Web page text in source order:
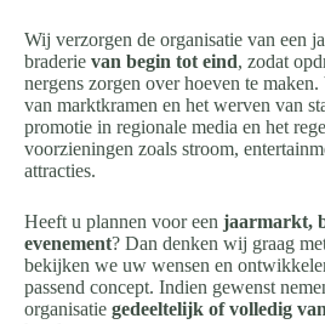
Wij verzorgen de organisatie van een
braderie van begin tot eind, zodat
nergens zorgen over hoeven te maken.
van marktkramen en het werven van
promotie in regionale media en het
voorzieningen zoals stroom,
attracties.
Heeft u plannen voor een jaarmarkt,
evenement? Dan denken wij graag
bekijken we uw wensen en
passend concept. Indien gewenst
organisatie gedeeltelijk of volledig